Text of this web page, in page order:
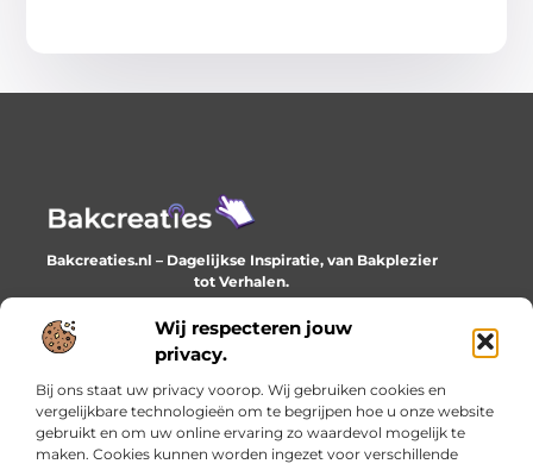
Wij respecteren jouw
privacy.
Bij ons staat uw privacy voorop. Wij gebruiken cookies en
vergelijkbare technologieën om te begrijpen hoe u onze website
gebruikt en om uw online ervaring zo waardevol mogelijk te
maken. Cookies kunnen worden ingezet voor verschillende
Bakcreaties.nl – Dagelijkse Inspiratie, van Bakplezier
tot Verhalen.
Ontdek unieke en creatieve verhalen die je elke dag
verrijken en inspireren.